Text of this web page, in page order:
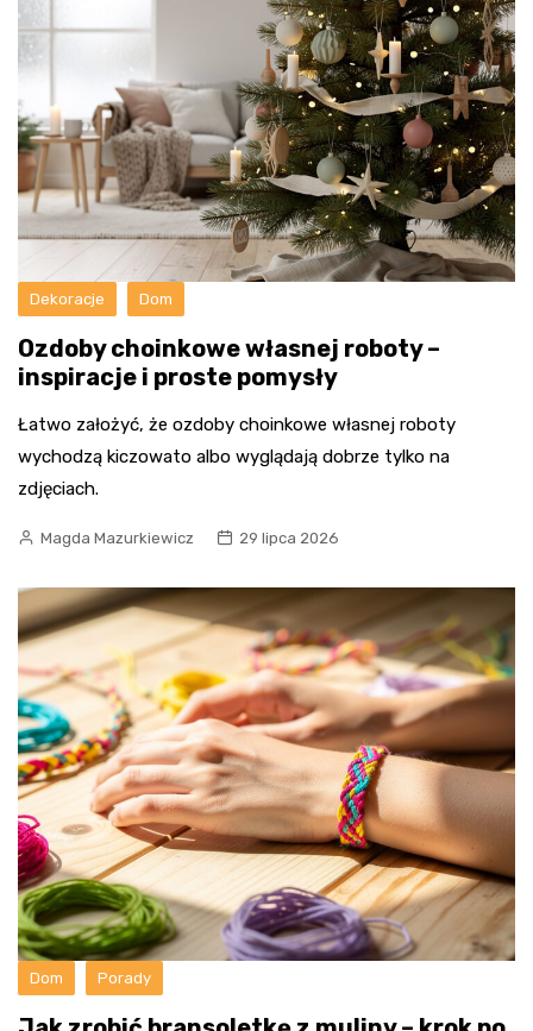
Dekoracje Dom
Ozdoby choinkowe własnej roboty –
inspiracje i proste pomysły
Łatwo założyć, że ozdoby choinkowe własnej roboty
wychodzą kiczowato albo wyglądają dobrze tylko na
zdjęciach.
Magda Mazurkiewicz 29 lipca 2026
Dom Porady